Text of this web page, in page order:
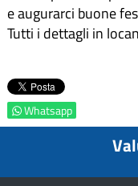
e augurarci buone
Tutti i dettagli in
Whatsapp